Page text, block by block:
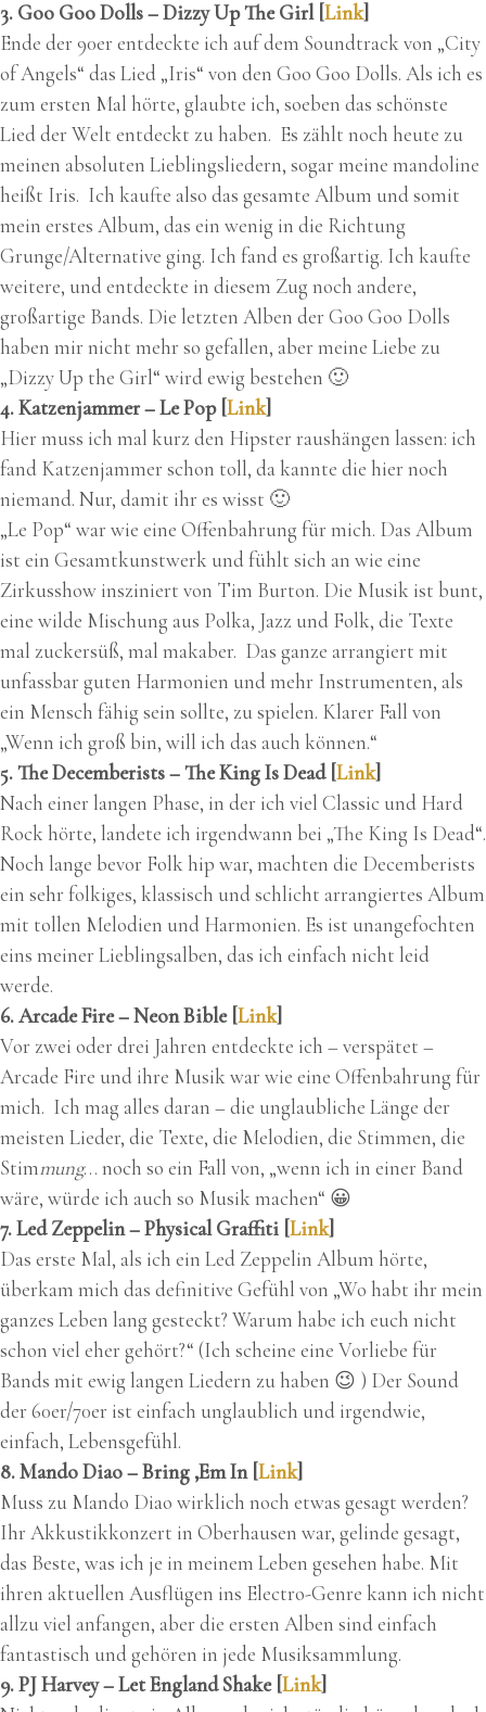
3. Goo Goo Dolls – Dizzy Up The Girl [Link]
Ende der 90er entdeckte ich auf dem Soundtrack von „City
of Angels“ das Lied „Iris“ von den Goo Goo Dolls. Als ich es
zum ersten Mal hörte, glaubte ich, soeben das schönste
Lied der Welt entdeckt zu haben. Es zählt noch heute zu
meinen absoluten Lieblingsliedern, sogar meine mandoline
heißt Iris. Ich kaufte also das gesamte Album und somit
mein erstes Album, das ein wenig in die Richtung
Grunge/Alternative ging. Ich fand es großartig. Ich kaufte
weitere, und entdeckte in diesem Zug noch andere,
großartige Bands. Die letzten Alben der Goo Goo Dolls
haben mir nicht mehr so gefallen, aber meine Liebe zu
„Dizzy Up the Girl“ wird ewig bestehen 🙂
4. Katzenjammer – Le Pop [Link]
Hier muss ich mal kurz den Hipster raushängen lassen: ich
fand Katzenjammer schon toll, da kannte die hier noch
niemand. Nur, damit ihr es wisst 🙂
„Le Pop“ war wie eine Offenbahrung für mich. Das Album
ist ein Gesamtkunstwerk und fühlt sich an wie eine
Zirkusshow insziniert von Tim Burton. Die Musik ist bunt,
eine wilde Mischung aus Polka, Jazz und Folk, die Texte
mal zuckersüß, mal makaber. Das ganze arrangiert mit
unfassbar guten Harmonien und mehr Instrumenten, als
ein Mensch fähig sein sollte, zu spielen. Klarer Fall von
„Wenn ich groß bin, will ich das auch können.“
5. The Decemberists – The King Is Dead [Link]
Nach einer langen Phase, in der ich viel Classic und Hard
Rock hörte, landete ich irgendwann bei „The King Is Dead“.
Noch lange bevor Folk hip war, machten die Decemberists
ein sehr folkiges, klassisch und schlicht arrangiertes Album
mit tollen Melodien und Harmonien. Es ist unangefochten
eins meiner Lieblingsalben, das ich einfach nicht leid
werde.
6. Arcade Fire – Neon Bible [Link]
Vor zwei oder drei Jahren entdeckte ich – verspätet –
Arcade Fire und ihre Musik war wie eine Offenbahrung für
mich. Ich mag alles daran – die unglaubliche Länge der
meisten Lieder, die Texte, die Melodien, die Stimmen, die
Stimmung… noch so ein Fall von, „wenn ich in einer Band
wäre, würde ich auch so Musik machen“ 😀
7. Led Zeppelin – Physical Graffiti [Link]
Das erste Mal, als ich ein Led Zeppelin Album hörte,
überkam mich das definitive Gefühl von „Wo habt ihr mein
ganzes Leben lang gesteckt? Warum habe ich euch nicht
schon viel eher gehört?“ (Ich scheine eine Vorliebe für
Bands mit ewig langen Liedern zu haben 😉 ) Der Sound
der 60er/70er ist einfach unglaublich und irgendwie,
einfach, Lebensgefühl.
8. Mando Diao – Bring ‚Em In [Link]
Muss zu Mando Diao wirklich noch etwas gesagt werden?
Ihr Akkustikkonzert in Oberhausen war, gelinde gesagt,
das Beste, was ich je in meinem Leben gesehen habe. Mit
ihren aktuellen Ausflügen ins Electro-Genre kann ich nicht
allzu viel anfangen, aber die ersten Alben sind einfach
fantastisch und gehören in jede Musiksammlung.
9. PJ Harvey – Let England Shake [Link]